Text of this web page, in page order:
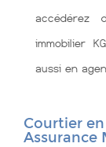
accédérez
immobilier
aussi en
Courtier
Assurance